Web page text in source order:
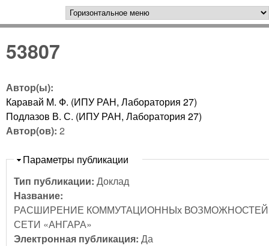
горизонтальное меню
53807
Автор(ы):
Каравай М. Ф. (ИПУ РАН, Лаборатория 27)
Подлазов В. С. (ИПУ РАН, Лаборатория 27)
Автор(ов): 2
Скрыть
Параметры публикации
Тип публикации: Доклад
Название:
РАСШИРЕНИЕ КОММУТАЦИОННЫх ВОЗМОЖНОСТЕЙ
СЕТИ «АНГАРА»
Электронная публикация: Да